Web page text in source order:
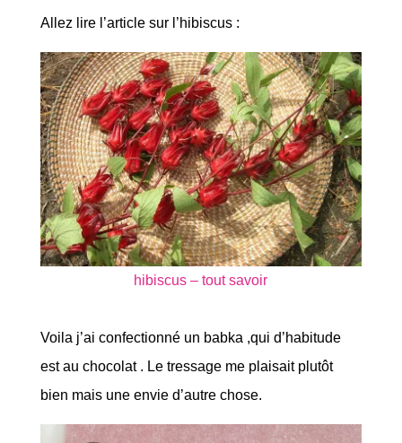
Allez lire l’article sur l’hibiscus :
hibiscus – tout savoir
Voila j’ai confectionné un babka ,qui d’habitude
est au chocolat . Le tressage me plaisait plutôt
bien mais une envie d’autre chose.